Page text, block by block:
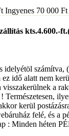
Ingyenes 70 000 Ft
kts.4.600.-
idelyétöl számítva,
idő alatt nem
a
Természetesen,
kerül
felé, és a
: Minden héten